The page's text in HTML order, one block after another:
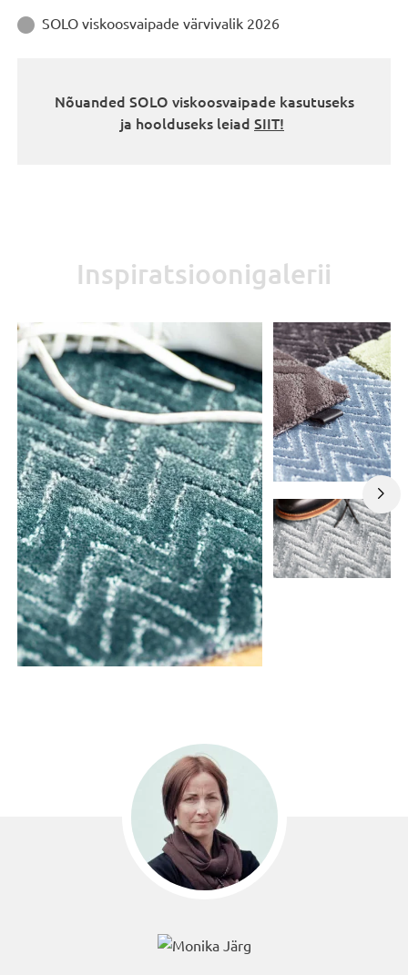
 SOLO viskoosvaipade värvivalik 2026
Nõuanded SOLO viskoosvaipade kasutuseks
ja hoolduseks leiad SIIT!
Inspiratsioonigalerii